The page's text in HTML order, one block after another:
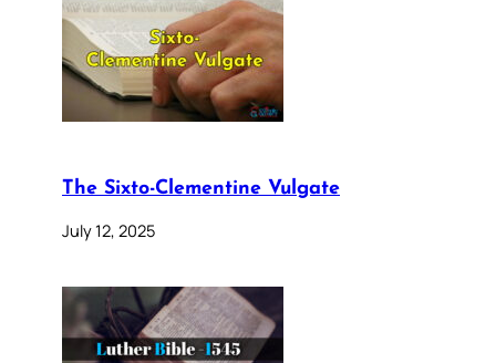
The Sixto-Clementine Vulgate
July 12, 2025